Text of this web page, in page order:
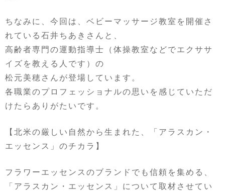
ちなみに、今回は、ベビーマッサージ教室を開催さ
れている石井ちあきさんと、
高齢者専門の運動指導士（体操教室などでエクササ
イズを教える人です）の
松元美穂さんが登場しています。
各職業のプロフェッショナルの思いを感じていただ
けたらありがたいです。
【北米の厳しい自然から生まれた、「アラスカン・
エッセンス」のチカラ】
フラワーエッセンスのブランドでも信頼を集める、
「アラスカン・エッセンス」について取材させてい